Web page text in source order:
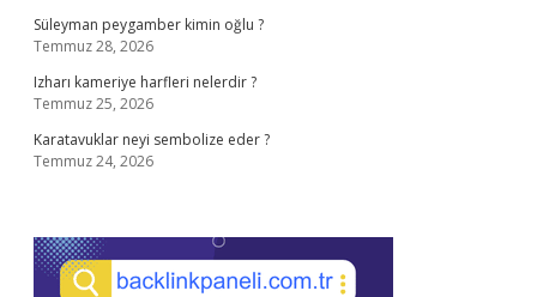
Süleyman peygamber kimin oğlu ?
Temmuz 28, 2026
Izharı kameriye harfleri nelerdir ?
Temmuz 25, 2026
Karatavuklar neyi sembolize eder ?
Temmuz 24, 2026